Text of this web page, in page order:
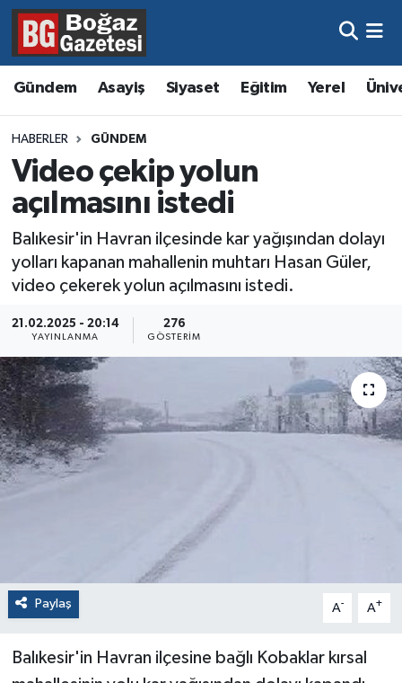
Gündem Asayiş Siyaset Eğitim Yerel
HABERLER GÜNDEM
Video çekip yolun
açılmasını istedi
Balıkesir'in Havran ilçesinde kar yağışından dolayı
yolları kapanan mahallenin muhtarı Hasan Güler,
video çekerek yolun açılmasını istedi.
21.02.2025 - 20:14
YAYINLANMA
276
GÖSTERIM
Paylaş A- A+
Balıkesir'in Havran ilçesine bağlı Kobaklar kırsal
Asayiş
Eğitim
Ekonomi
Gündem
Magazin
Resmi İlanlar
Sağlık
Hava Durumu
Trafik Durumu
Süper Lig Puan Durumu ve Fikstür
Tüm Manşetler
Son Dakika Haberleri
Haber Arşivi